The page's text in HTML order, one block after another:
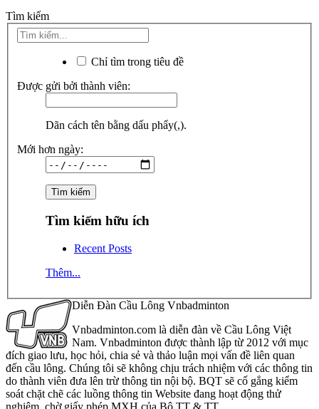
Tìm kiếm
Chỉ tìm trong tiêu đề
Được gửi bởi thành viên:
Dãn cách tên bằng dấu phẩy(,).
Mới hơn ngày:
Tìm kiếm hữu ích
Recent Posts
Thêm...
Diễn Đàn Cầu Lông Vnbadminton
Vnbadminton.com là diễn đàn về Cầu Lông Việt
Nam. Vnbadminton được thành lập từ 2012 với mục
đích giao lưu, học hỏi, chia sẻ và thảo luận mọi vấn đề liên quan
đến cầu lông. Chúng tôi sẽ không chịu trách nhiệm với các thông tin
do thành viên đưa lên trừ thông tin nội bộ. BQT sẽ cố gắng kiểm
soát chặt chẽ các luồng thông tin Website đang hoạt động thử
nghiệm, chờ giấy phép MXH của Bộ TT & TT.